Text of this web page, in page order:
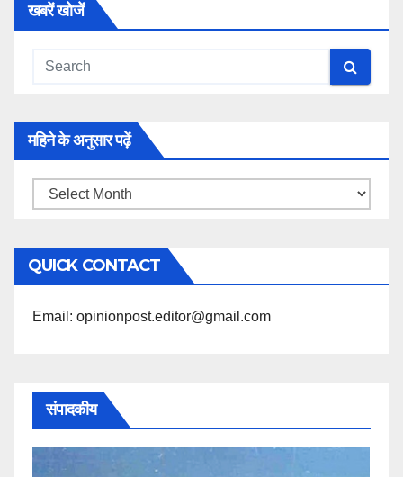
खबरें खोजें
महिने के अनुसार पढ़ें
महिने
अनुसार
पढ़ें
QUICK CONTACT
Email: opinionpost.editor@gmail.com
संपादकीय